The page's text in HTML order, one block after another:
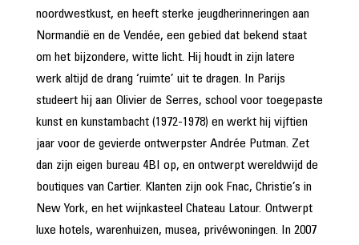
noordwestkust, en heeft sterke jeugdherinneringen aan
Normandië en de Vendée, een gebied dat bekend staat
om het bijzondere, witte licht. Hij houdt in zijn latere
werk altijd de drang ‘ruimte’ uit te dragen. In Parijs
studeert hij aan Olivier de Serres, school voor toegepaste
kunst en kunstambacht (1972-1978) en werkt hij vijftien
jaar voor de gevierde ontwerpster Andrée Putman. Zet
dan zijn eigen bureau 4BI op, en ontwerpt wereldwijd de
boutiques van Cartier. Klanten zijn ook Fnac, Christie’s in
New York, en het wijnkasteel Chateau Latour. Ontwerpt
luxe hotels, warenhuizen, musea, privéwoningen. In 2007